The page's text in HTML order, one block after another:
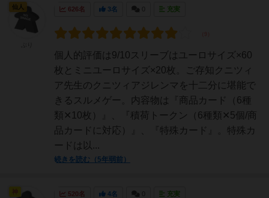
626名 3名 充実
個人的評価は9/10スリーブはユーロサイズ×60
枚とミニユーロサイズ×20枚。ご存知クニツィ
ア先生のクニツィアジレンマを十二分に堪能で
きるスルメゲー。内容物は『商品カード（6種
類✕10枚）』、『積荷トークン（6種類✕5個/商
品カードに対応）』、『特殊カード』。特殊カ
ードは以...
続きを読む（5年弱前）
仙人
520名 4名 充実